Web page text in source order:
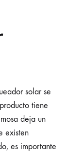
solar se
tiene
deja un
existen
es importante